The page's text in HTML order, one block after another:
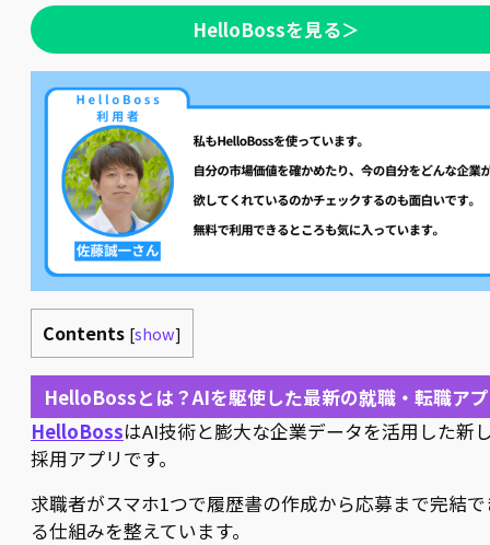
HelloBossを見る＞
Contents [show]
HelloBossとは？AIを駆使した最新の就職・転職ア
HelloBossはAI技術と膨大な企業データを活用した新
採用アプリです。
求職者がスマホ1つで履歴書の作成から応募まで完結
る仕組みを整えています。